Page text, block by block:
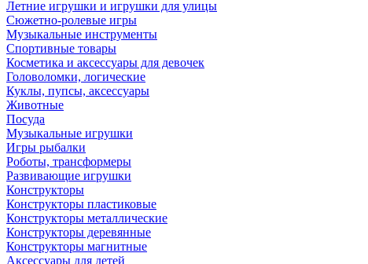
Летние игрушки и игрушки для улицы
Сюжетно-ролевые игры
Музыкальные инструменты
Спортивные товары
Косметика и аксессуары для девочек
Головоломки, логические
Куклы, пупсы, аксессуары
Животные
Посуда
Музыкальные игрушки
Игры рыбалки
Роботы, трансформеры
Развивающие игрушки
Конструкторы
Конструкторы пластиковые
Конструкторы металлические
Конструкторы деревянные
Конструкторы магнитные
Аксессуары для детей